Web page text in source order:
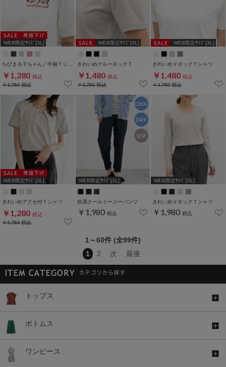
WEB限定ｻｲｽﾞ[3L]
ちびまる子ちゃん／半袖Ｔシャツ
￥1,280 税込
￥1,780税込
WEB限定ｻｲｽﾞ[3L]
きれいめクルーネックＴ
￥1,480 税込
￥1,780税込
WEB限定ｻｲｽﾞ[3L]
きれいめＶネックＴシャツ
￥1,480 税込
￥1,780税込
WEB限定ｻｲｽﾞ[3L]
きれいめアクセ付Ｔシャツ
￥1,280 税込
￥1,780税込
WEB限定ｻｲｽﾞ[3L]
快適クールイージーパンツ
￥1,980 税込
WEB限定ｻｲｽﾞ[3L]
きれいめＶネックＴシャツ
￥1,980 税込
1～60件 (全99件)
1
2 次 最後
トップス
ボトムス
ワンピース